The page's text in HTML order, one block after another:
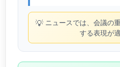
💡 ニュースでは、会議の
する表現が